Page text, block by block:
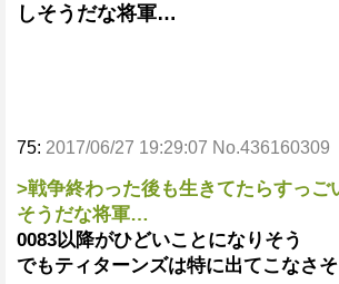
しそうだな将軍…
75: 2017/06/27 19:29:07 No.436160309
>戦争終わった後も生きてたらすっご
そうだな将軍…
0083以降がひどいことになりそう
でもティターンズは特に出てこなさそ